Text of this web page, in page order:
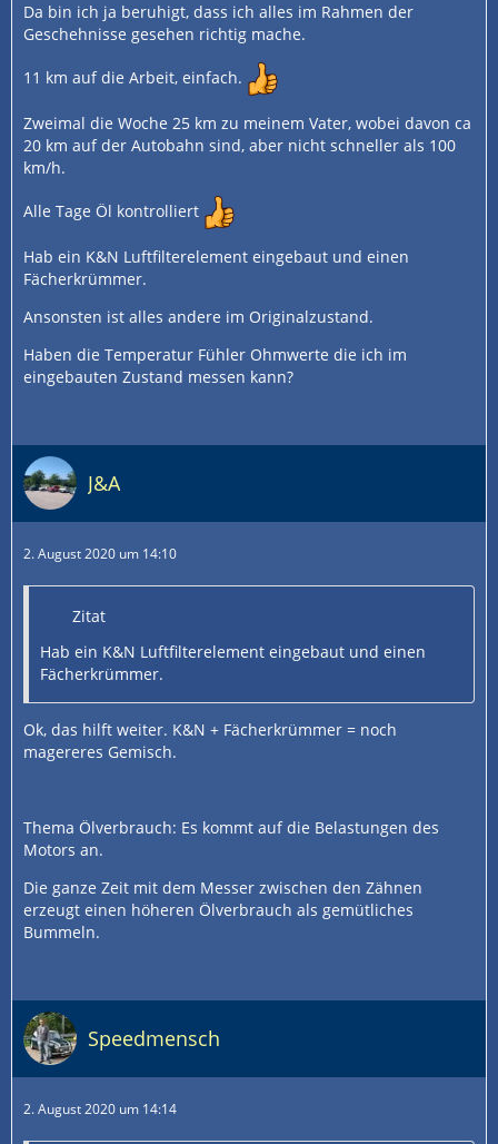
Da bin ich ja beruhigt, dass ich alles im Rahmen der
Geschehnisse gesehen richtig mache.
11 km auf die Arbeit, einfach.
Zweimal die Woche 25 km zu meinem Vater, wobei davon ca
20 km auf der Autobahn sind, aber nicht schneller als 100
km/h.
Alle Tage Öl kontrolliert
Hab ein K&N Luftfilterelement eingebaut und einen
Fächerkrümmer.
Ansonsten ist alles andere im Originalzustand.
Haben die Temperatur Fühler Ohmwerte die ich im
eingebauten Zustand messen kann?
J&A
2. August 2020 um 14:10
Zitat
Hab ein K&N Luftfilterelement eingebaut und einen
Fächerkrümmer.
Ok, das hilft weiter. K&N + Fächerkrümmer = noch
magereres Gemisch.
Thema Ölverbrauch: Es kommt auf die Belastungen des
Motors an.
Die ganze Zeit mit dem Messer zwischen den Zähnen
erzeugt einen höheren Ölverbrauch als gemütliches
Bummeln.
Speedmensch
2. August 2020 um 14:14